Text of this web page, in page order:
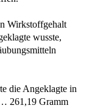
Wirkstoffgehalt
wusste,
die Angeklagte in
261,19 Gramm